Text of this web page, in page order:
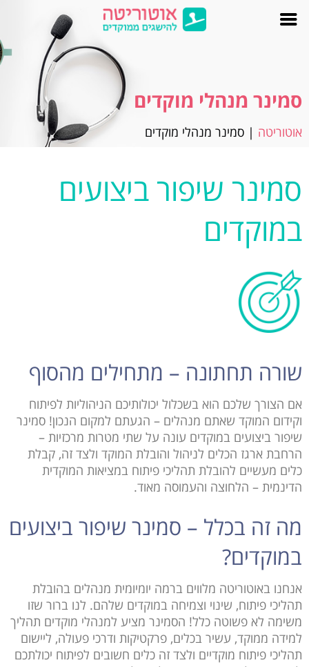
סמינר מנהלי מוקדים
אוטוריטה | סמינר מנהלי מוקדים
סמינר שיפור ביצועים
במוקדים
שורה תחתונה – מתחילים מהסוף
אם הצורך שלכם הוא בשכלול יכולותיכם הניהוליות לפיתוח
וקידום המוקד שאתם מנהלים – הגעתם למקום הנכון! סמינר
שיפור ביצועים במוקדים עונה על שתי מטרות מרכזיות –
הרחבת ארגז הכלים לניהול והובלת המוקד ולצד זה, קבלת
כלים מעשיים להובלת תהליכי פיתוח במציאות המוקדית
הדינמית – הלחוצה והעמוסה מאוד.
מה זה בכלל – סמינר שיפור ביצועים
במוקדים?
אנחנו באוטוריטה מלווים ברמה יומיומית מנהלים בהובלת
תהליכי פיתוח, שינוי וצמיחה במוקדים שלהם. לנו ברור שזו
משימה לא פשוטה כלל! הסמינר מציע למנהלי מוקדים תהליך
למידה ממוקד, עשיר בכלים, פרקטיקות ודרכי פעולה, ליישום
תהליכי פיתוח מוקדיים ולצד זה כלים חשובים לפיתוח יכולתכם